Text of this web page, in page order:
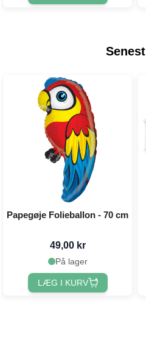
Papegøje Folieballon - 70 cm
49,00 kr
På lager
LÆG I KURV